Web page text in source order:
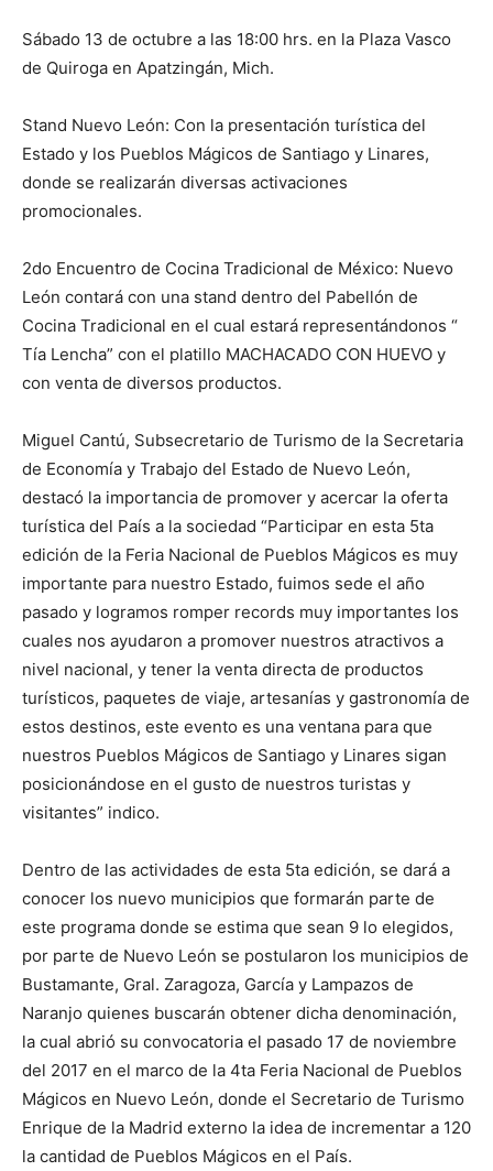
Sábado 13 de octubre a las 18:00 hrs. en la Plaza Vasco
de Quiroga en Apatzingán, Mich.
Stand Nuevo León: Con la presentación turística del
Estado y los Pueblos Mágicos de Santiago y Linares,
donde se realizarán diversas activaciones
promocionales.
2do Encuentro de Cocina Tradicional de México: Nuevo
León contará con una stand dentro del Pabellón de
Cocina Tradicional en el cual estará representándonos “
Tía Lencha” con el platillo MACHACADO CON HUEVO y
con venta de diversos productos.
Miguel Cantú, Subsecretario de Turismo de la Secretaria
de Economía y Trabajo del Estado de Nuevo León,
destacó la importancia de promover y acercar la oferta
turística del País a la sociedad “Participar en esta 5ta
edición de la Feria Nacional de Pueblos Mágicos es muy
importante para nuestro Estado, fuimos sede el año
pasado y logramos romper records muy importantes los
cuales nos ayudaron a promover nuestros atractivos a
nivel nacional, y tener la venta directa de productos
turísticos, paquetes de viaje, artesanías y gastronomía de
estos destinos, este evento es una ventana para que
nuestros Pueblos Mágicos de Santiago y Linares sigan
posicionándose en el gusto de nuestros turistas y
visitantes” indico.
Dentro de las actividades de esta 5ta edición, se dará a
conocer los nuevo municipios que formarán parte de
este programa donde se estima que sean 9 lo elegidos,
por parte de Nuevo León se postularon los municipios de
Bustamante, Gral. Zaragoza, García y Lampazos de
Naranjo quienes buscarán obtener dicha denominación,
la cual abrió su convocatoria el pasado 17 de noviembre
del 2017 en el marco de la 4ta Feria Nacional de Pueblos
Mágicos en Nuevo León, donde el Secretario de Turismo
Enrique de la Madrid externo la idea de incrementar a 120
la cantidad de Pueblos Mágicos en el País.